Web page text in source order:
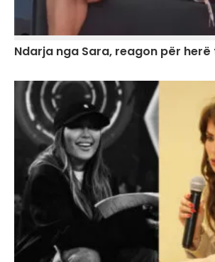
Ndarja nga Sara, reagon për herë